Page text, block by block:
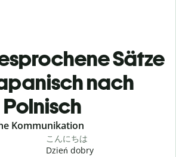
Sätze
nach
Polnisch
Kommunikation
こんにちは
Dzień dobry